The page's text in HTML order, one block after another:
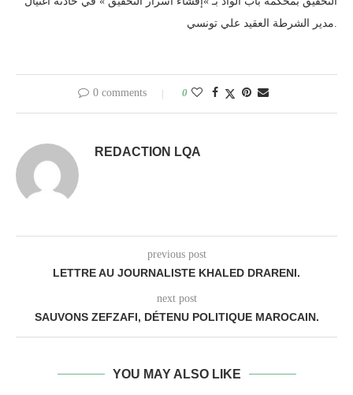
مدير الشرطة العقيد علي تونسي.
0 comments 0
REDACTION LQA
previous post
LETTRE AU JOURNALISTE KHALED DRARENI.
next post
SAUVONS ZEFZAFI, DÉTENU POLITIQUE MAROCAIN.
YOU MAY ALSO LIKE